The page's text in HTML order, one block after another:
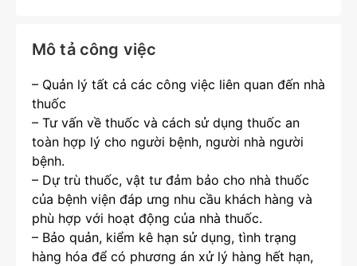
Mô tả công việc
– Quản lý tất cả các công việc liên quan đến nhà
thuốc
– Tư vấn về thuốc và cách sử dụng thuốc an
toàn hợp lý cho người bệnh, người nhà người
bệnh.
– Dự trù thuốc, vật tư đảm bảo cho nhà thuốc
của bệnh viện đáp ưng nhu cầu khách hàng và
phù hợp với hoạt động của nhà thuốc.
– Bảo quản, kiểm kê hạn sử dụng, tình trạng
hàng hóa để có phương án xử lý hàng hết hạn,